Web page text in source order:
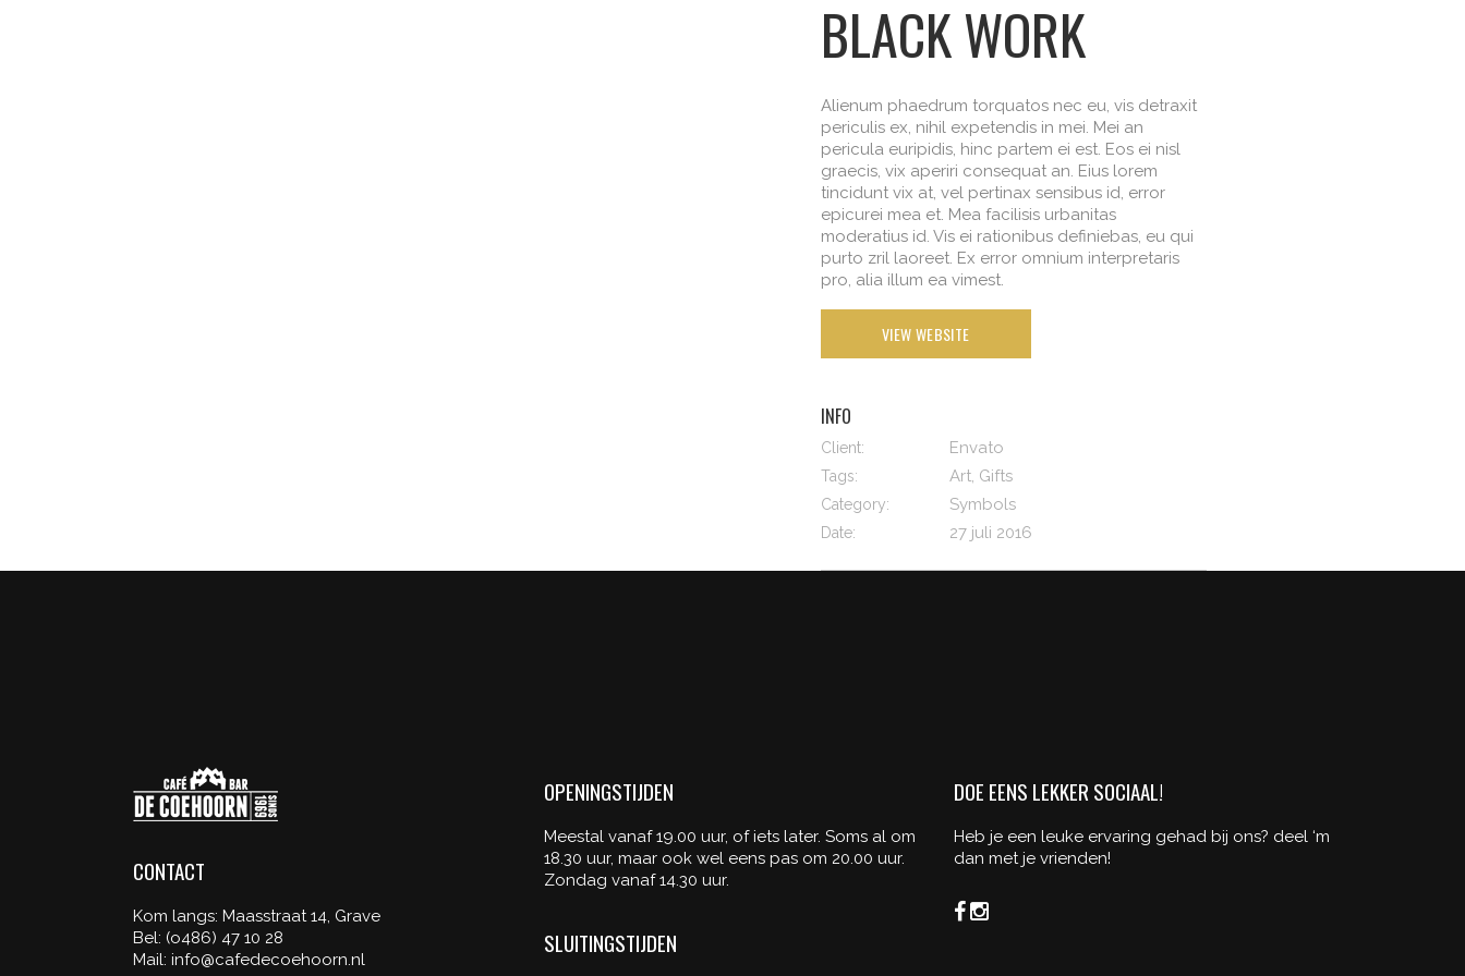
BLACK WORK
Alienum phaedrum torquatos nec eu, vis detraxit
periculis ex, nihil expetendis in mei. Mei an
pericula euripidis, hinc partem ei est. Eos ei nisl
graecis, vix aperiri consequat an. Eius lorem
tincidunt vix at, vel pertinax sensibus id, error
epicurei mea et. Mea facilisis urbanitas
moderatius id. Vis ei rationibus definiebas, eu qui
purto zril laoreet. Ex error omnium interpretaris
pro, alia illum ea vimest.
VIEW WEBSITE
INFO
Client: Envato
Tags: Art, Gifts
Category: Symbols
Date: 27 juli 2016
CONTACT
Kom langs: Maasstraat 14, Grave
Bel: (o486) 47 10 28
Mail: info@cafedecoehoorn.nl
OPENINGSTIJDEN
Meestal vanaf 19.00 uur, of iets later. Soms al om
18.30 uur, maar ook wel eens pas om 20.00 uur.
Zondag vanaf 14.30 uur.
SLUITINGSTIJDEN
DOE EENS LEKKER SOCIAAL!
Heb je een leuke ervaring gehad bij ons? deel ‘m
dan met je vrienden!